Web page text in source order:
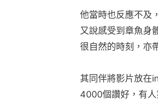
他當時也反應不及
又說感受到章魚身
很自然的時刻，亦
其同伴將影片放在
4000個讚好，有